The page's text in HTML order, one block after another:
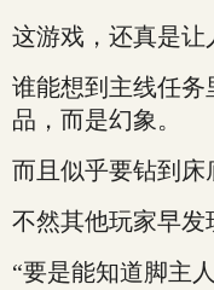
这游戏，还真是让
谁能想到主线任务
品，而是幻象。
而且似乎要钻到床
不然其他玩家早发
“要是能知道脚主